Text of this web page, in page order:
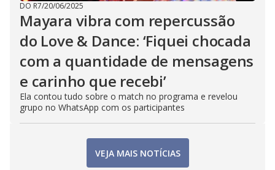
DO R7/20/06/2025
Mayara vibra com repercussão
do Love & Dance: ‘Fiquei chocada
com a quantidade de mensagens
e carinho que recebi’
Ela contou tudo sobre o match no programa e revelou
grupo no WhatsApp com os participantes
VEJA MAIS NOTÍCIAS